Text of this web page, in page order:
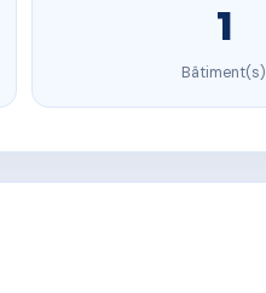
1
Bâtiment(s)